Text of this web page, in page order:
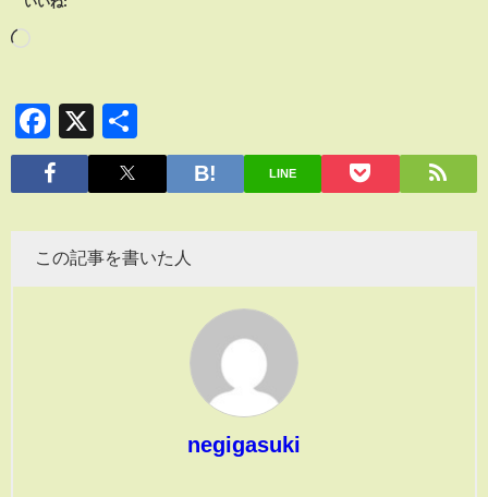
Facebook
X
有
LINE
この記事を書いた人
negigasuki